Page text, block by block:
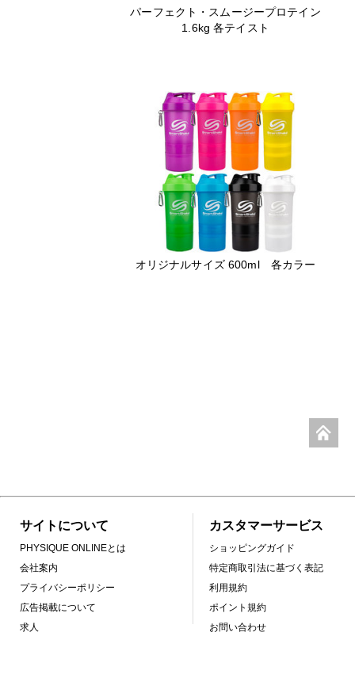
パーフェクト・スムージープロテイン
1.6kg 各テイスト
オリジナルサイズ 600ml 各カラー
サイトについて
PHYSIQUE ONLINEとは
会社案内
プライバシーポリシー
広告掲載について
求人
カスタマーサービス
ショッピングガイド
特定商取引法に基づく表記
利用規約
ポイント規約
お問い合わせ